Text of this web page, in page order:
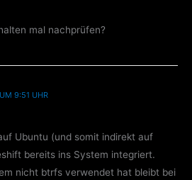
mal nachprüfen?
9:51 UHR
Ubuntu (und somit indirekt auf
bereits ins System integriert.
nicht btrfs verwendet hat bleibt bei